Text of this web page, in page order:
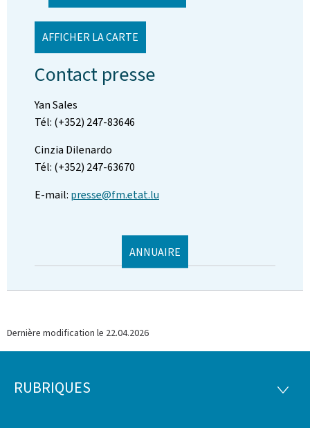
AFFICHER LA CARTE
Contact presse
Yan Sales
Tél: (+352) 247-83646
Cinzia Dilenardo
Tél: (+352) 247-63670
E-mail: presse@fm.etat.lu
ANNUAIRE
Dernière modification le 22.04.2026
Pied
RUBRIQUES